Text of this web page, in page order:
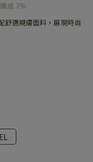
維 3%
舒適親膚面料，展現時尚
EL